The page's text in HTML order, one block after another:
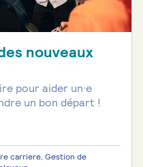
nouveaux
pour aider un·e
un bon départ !
carriere, Gestion de